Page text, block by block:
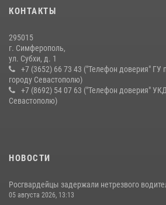
В крымской столице росгвардейцы
10 июля 2026, 15:10
КОНТАКТЫ
295015
г. Симферополь,
ул. Субхи, д. 1
+7 (3652) 66 73 43 ("Телефон доверия" ГУ
городу Севастополю)
+7 (8692) 54 07 63 ("Телефон доверия"
Севастополю)
НОВОСТИ
Росгвардейцы задержали нетрезвого
05 августа 2026, 13:13